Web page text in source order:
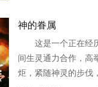
人冲喜让她嫁毁容不
位高权重的北定王萧
的关系。人前，他是
人后，他化身为狼，
神的眷属
这是一个正在经
间生灵通力合作，高
炬，紧随神灵的步伐